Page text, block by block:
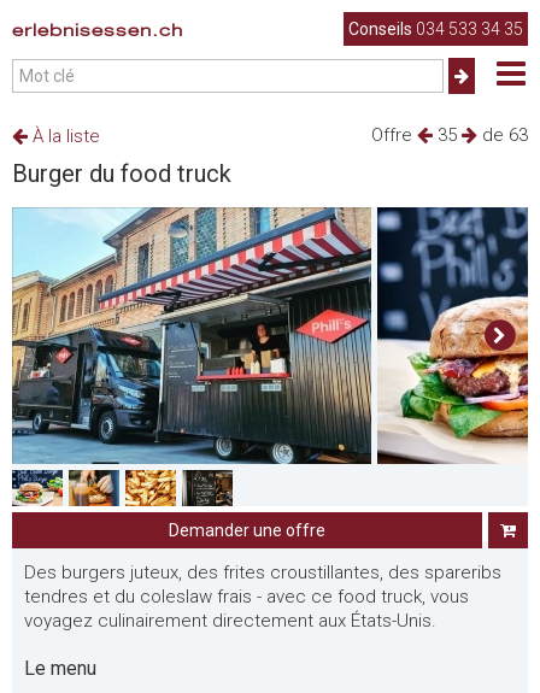
erlebnisessen.ch Conseils 034 533 34 35
Offre 35 de 63
À la liste
Burger du food truck
Demander une offre
Des burgers juteux, des frites croustillantes, des spareribs
tendres et du coleslaw frais - avec ce food truck, vous
voyagez culinairement directement aux États-Unis.
Le menu